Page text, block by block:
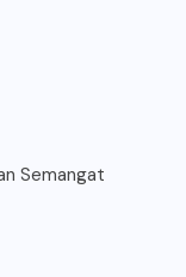
Semangat